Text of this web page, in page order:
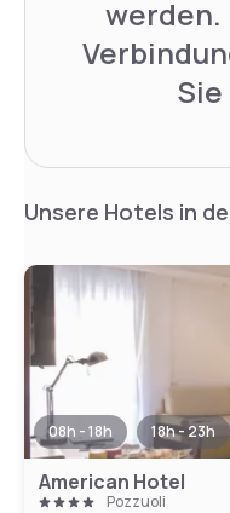
werden.
Unsere Hotels in
08h - 18h 18h - 23h
American Hotel
Pozzuoli